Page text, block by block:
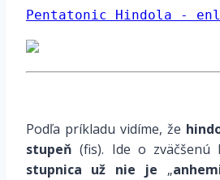
Pentatonic Hindola -
Podľa príkladu vidíme, že
stupeň (fis). Ide o zväčšenú
stupnica už nie je „